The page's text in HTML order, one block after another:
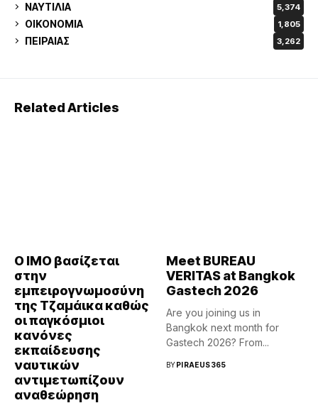
ΝΑΥΤΙΛΙΑ 5,374
ΟΙΚΟΝΟΜΙΑ 1,805
ΠΕΙΡΑΙΑΣ 3,262
Related Articles
Ο ΙΜΟ βασίζεται
στην
εμπειρογνωμοσύνη
της Τζαμάικα καθώς
οι παγκόσμιοι
κανόνες
εκπαίδευσης
ναυτικών
αντιμετωπίζουν
αναθεώρηση
Meet BUREAU
VERITAS at Bangkok
Gastech 2026
Are you joining us in
Bangkok next month for
Gastech 2026? From...
BYPIRAEUS365